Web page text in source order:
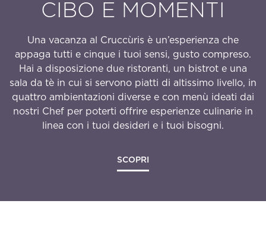
CIBO E MOMENTI
Una vacanza al Cruccùris è un’esperienza che
appaga tutti e cinque i tuoi sensi, gusto compreso.
Hai a disposizione due ristoranti, un bistrot e una
sala da tè in cui si servono piatti di altissimo livello, in
quattro ambientazioni diverse e con menù ideati dai
nostri Chef per poterti offrire esperienze culinarie in
linea con i tuoi desideri e i tuoi bisogni.
SCOPRI